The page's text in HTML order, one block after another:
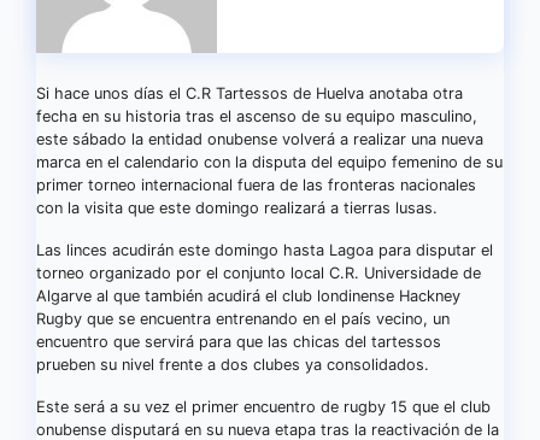
Si hace unos días el C.R Tartessos de Huelva anotaba otra
fecha en su historia tras el ascenso de su equipo masculino,
este sábado la entidad onubense volverá a realizar una nueva
marca en el calendario con la disputa del equipo femenino de su
primer torneo internacional fuera de las fronteras nacionales
con la visita que este domingo realizará a tierras lusas.
Las linces acudirán este domingo hasta Lagoa para disputar el
torneo organizado por el conjunto local C.R. Universidade de
Algarve al que también acudirá el club londinense Hackney
Rugby que se encuentra entrenando en el país vecino, un
encuentro que servirá para que las chicas del tartessos
prueben su nivel frente a dos clubes ya consolidados.
Este será a su vez el primer encuentro de rugby 15 que el club
onubense disputará en su nueva etapa tras la reactivación de la